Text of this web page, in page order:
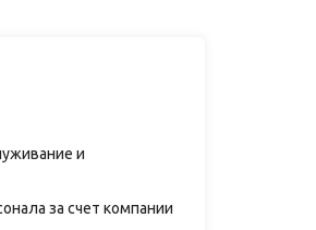
и
за счет компании